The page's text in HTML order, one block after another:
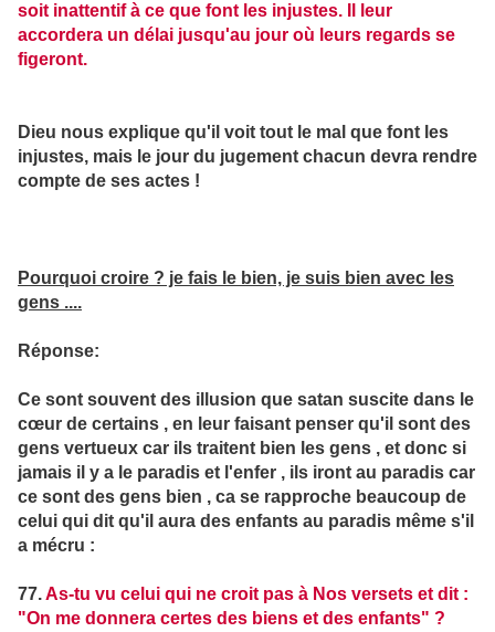
soit inattentif à ce que font les injustes. Il leur
accordera un délai jusqu'au jour où leurs regards se
figeront.
Dieu nous explique qu'il voit tout le mal que font les
injustes, mais le jour du jugement chacun devra rendre
compte de ses actes !
Pourquoi croire ? je fais le bien, je suis bien avec les
gens ....
Réponse:
Ce sont souvent des illusion que satan suscite dans le
cœur de certains , en leur faisant penser qu'il sont des
gens vertueux car ils traitent bien les gens , et donc si
jamais il y a le paradis et l'enfer , ils iront au paradis car
ce sont des gens bien , ca se rapproche beaucoup de
celui qui dit qu'il aura des enfants au paradis même s'il
a mécru :
77.As-tu vu celui qui ne croit pas à Nos versets et dit :
"On me donnera certes des biens et des enfants" ?